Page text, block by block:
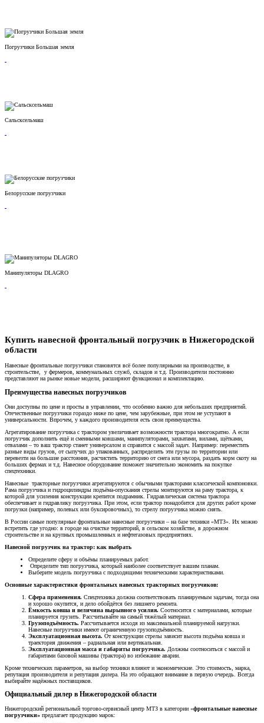
Погрузчики Большая земля
Сальсксельмаш
Белорусские погрузчики
Манипуляторы DLAGRO
Купить навесной фронтальный погрузчик в Нижегородской
области
Навесные фронтальные погрузчики становятся всё более популярными на производстве, в
строительстве, у фермеров, коммунальных служб, складов и т.д. Производители постоянно
представляют на рынке новые модели, расширяют функционал и комплектацию.
Преимущества навесных погрузчиков
Они доступны по цене и просты в управлении, что особенно важно для небольших предприятий.
Отечественные погрузчики гораздо ниже по цене, чем зарубежные, при этом не уступают в
универсальности. Впрочем, у каждого производителя есть свои преимущества.
Агрегатирование погрузчика с трактором увеличивает возможности трактора многократно. А если
погрузчик дополнить ещё и сменными ковшами, манипуляторами, захватами, вилами, щётками,
отвалами – то ваш трактор станет универсалом и справится с массой задач. Например: переместить
разные виды грузов, от сыпучих до упакованных, распределить эти грузы по территории или
перевезти на большие расстояния, расчистить территорию от снега или мусора, раздать корм скоту на
больших фермах и т.д. Навесное оборудование поможет значительно экономить на покупке
спецтехники.
Навесные тракторные погрузчики агрегатируются с обычными тракторами классической компоновки.
Рама погрузчика и гидроцилиндры подъёма-опускания стрелы монтируются на раму трактора, к
которой для усиления конструкции крепится подрамник. Гидравлическая система трактора
обеспечивает и гидравлику погрузчика. При этом, если трактор понадобится для других работ кроме
погрузки (например, полевых или буксировочных), то стрелу погрузчика можно снять.
В России самые популярные фронтальные навесные погрузчики – на базе техники «МТЗ». Их можно
встретить где угодно: в городе на очистке территорий, в сельском хозяйстве, в дорожном
строительстве и на крупных промышленных и нефтегазовых предприятиях.
Навесной погрузчик на трактор: как выбрать
Определите сферу и объёмы планируемых работ.
Определите тип погрузчика, который наиболее соответствует вашим планам.
Выберите модель погрузчика с подходящими техническими характеристиками.
Основные характеристики фронтальных навесных тракторных погрузчиков:
Сфера применения. Спецтехника должна соответствовать планируемым задачам, тогда она
и хорошо окупится, и дело обойдётся без лишнего ремонта.
Ёмкость ковша и величина вырывного усилия. Соотносится с материалами, которые
планируется грузить. Рассчитывайте на самый тяжёлый материал.
Грузоподъёмность. Рассчитывается исходя из максимальной планируемой нагрузки.
Навесные погрузчики имеют ограниченную грузоподъёмность.
Эксплуатационная высота. От конструкции стрелы зависит высота подъёма ковша и
траектория движения – радиальная или вертикальная.
Эксплуатационная масса и габариты погрузчика. Должны соотноситься с массой и
габаритами базовой машины (трактора) во избежание аварии.
Кроме технических параметров, на выбор техники влияют и экономические. Это стоимость, марка,
репутация производителя и репутация дилера. На это обращают внимание в первую очередь. Всегда
выбирайте надёжных поставщиков.
Официальный дилер в Нижегородской области
Нижегородский региональный торгово-сервисный центр МТЗ в категории «фронтальные навесные
погрузчики» предлагает продукцию марок: